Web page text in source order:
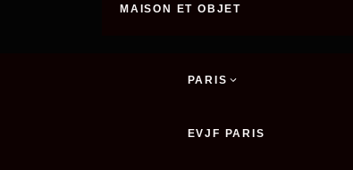
MAISON ET OBJET
PARIS
EVJF PARIS